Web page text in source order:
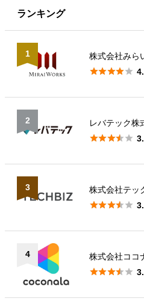
ランキング
1
株式会社みら

2
レバテック株

3
株式会社テッ

4
株式会社ココ
